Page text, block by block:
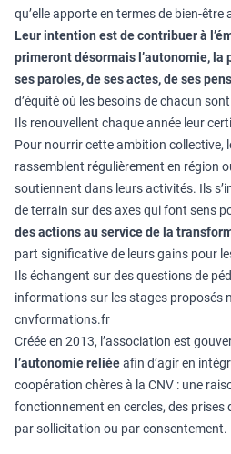
qu’elle apporte en termes de bien-être
Leur intention est de contribuer à
primeront désormais l’autonomie, la
ses paroles, de ses actes, de ses
d’équité où les besoins de chacun
Ils renouvellent chaque année leur
Pour nourrir cette ambition collective,
rassemblent régulièrement en région
soutiennent dans leurs activités. Ils
de terrain sur des axes qui font sens
des actions au service de la
part significative de leurs gains pour
Ils échangent sur des questions de
informations sur les stages proposés
cnvformations.fr
Créée en 2013, l’association est
l’autonomiereliéeafin d’agir en
coopération chères à la CNV : une
fonctionnement en cercles, des prises
par sollicitation ou par consentement.